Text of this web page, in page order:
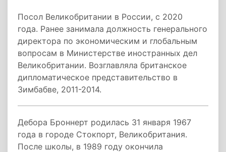
Посол Великобритании в России, с 2020
года. Ранее занимала должность генерального
директора по экономическим и глобальным
вопросам в Министерстве иностранных дел
Великобритании. Возглавляла британское
дипломатическое представительство в
Зимбабве, 2011-2014.
Дебора Броннерт родилась 31 января 1967
года в городе Стокпорт, Великобритания.
После школы, в 1989 году окончила